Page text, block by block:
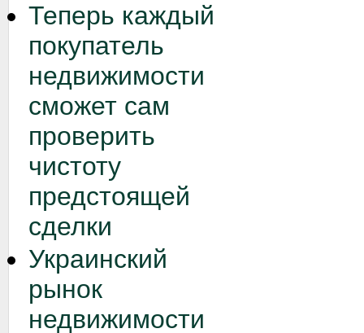
Теперь каждый
покупатель
недвижимости
сможет сам
проверить
чистоту
предстоящей
сделки
Украинский
рынок
недвижимости